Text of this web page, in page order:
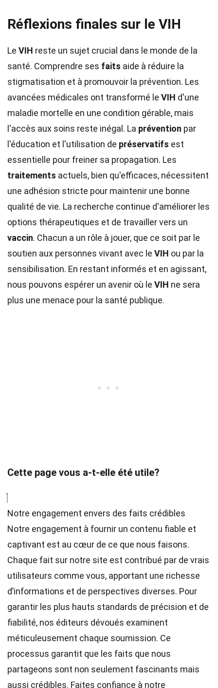
Réflexions finales sur le VIH
Le VIH reste un sujet crucial dans le monde de la
santé. Comprendre ses faits aide à réduire la
stigmatisation et à promouvoir la prévention. Les
avancées médicales ont transformé le VIH d'une
maladie mortelle en une condition gérable, mais
l'accès aux soins reste inégal. La prévention par
l'éducation et l'utilisation de préservatifs est
essentielle pour freiner sa propagation. Les
traitements actuels, bien qu'efficaces, nécessitent
une adhésion stricte pour maintenir une bonne
qualité de vie. La recherche continue d'améliorer les
options thérapeutiques et de travailler vers un
vaccin. Chacun a un rôle à jouer, que ce soit par le
soutien aux personnes vivant avec le VIH ou par la
sensibilisation. En restant informés et en agissant,
nous pouvons espérer un avenir où le VIH ne sera
plus une menace pour la santé publique.
Cette page vous a-t-elle été utile?
Notre engagement envers des faits crédibles
Notre engagement à fournir un contenu fiable et
captivant est au cœur de ce que nous faisons.
Chaque fait sur notre site est contribué par de vrais
utilisateurs comme vous, apportant une richesse
d’informations et de perspectives diverses. Pour
garantir les plus hauts standards de précision et de
fiabilité, nos éditeurs dévoués examinent
méticuleusement chaque soumission. Ce
processus garantit que les faits que nous
partageons sont non seulement fascinants mais
aussi crédibles. Faites confiance à notre